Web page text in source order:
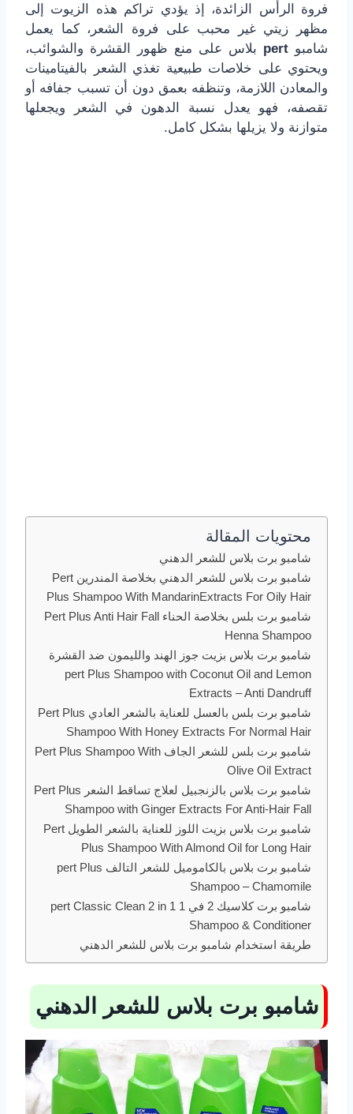
فروة الرأس الزائدة، إذ يؤدي تراكم هذه الزيوت إلى
مظهر زيتي غير محبب على فروة الشعر، كما يعمل
شامبو pert بلاس على منع ظهور القشرة والشوائب،
ويحتوي على خلاصات طبيعية تغذي الشعر بالفيتامينات
والمعادن اللازمة، وتنظفه بعمق دون أن تسبب جفافه أو
تقصفه، فهو يعدل نسبة الدهون في الشعر ويجعلها
متوازنة ولا يزيلها بشكل كامل.
محتويات المقالة
شامبو برت بلاس للشعر الدهني
شامبو برت بلاس للشعر الدهني بخلاصة المندرين Pert
Plus Shampoo With MandarinExtracts For Oily Hair
شامبو برت بلس بخلاصة الحناء Pert Plus Anti Hair Fall
Henna Shampoo
شامبو برت بلاس بزيت جوز الهند والليمون ضد القشرة
pert Plus Shampoo with Coconut Oil and Lemon
Extracts – Anti Dandruff
شامبو برت بلس بالعسل للعناية بالشعر العادي Pert Plus
Shampoo With Honey Extracts For Normal Hair
شامبو برت بلس للشعر الجاف Pert Plus Shampoo With
Olive Oil Extract
شامبو برت بلاس بالزنجبيل لعلاج تساقط الشعر Pert Plus
Shampoo with Ginger Extracts For Anti-Hair Fall
شامبو برت بلاس بزيت اللوز للعناية بالشعر الطويل Pert
Plus Shampoo With Almond Oil for Long Hair
شامبو برت بلاس بالكاموميل للشعر التالف pert Plus
Shampoo – Chamomile
شامبو برت كلاسيك 2 في 1 pert Classic Clean 2 in 1
Shampoo & Conditioner
طريقة استخدام شامبو برت بلاس للشعر الدهني
شامبو برت بلاس للشعر الدهني